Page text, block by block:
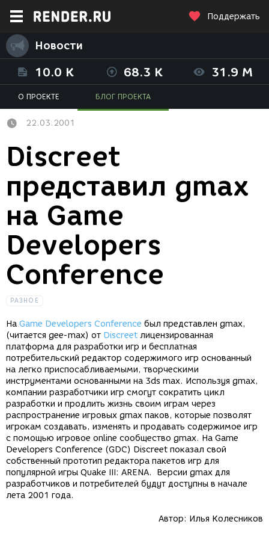
Поддержать
Новости
10.0 K 68.3 K 31.9 M
О ПРОЕКТЕ БЛОГ ПРОЕКТА
22.03.2001
Discreet
представил gmax
на Game
Developers
Conference
РАЗНОЕ
На Game Developers Conference был представлен gmax,
(читается gee-max) от Discreet лицензированная
платформа для разработки игр и бесплатная
потребительский редактор содержимого игр основанный
на легко приспосабливаемыми, творческими
инструментами основанными на 3ds max. Используя gmax,
компании разработчики игр смогут сократить цикл
разработки и продлить жизнь своим играм через
распространение игровых gmax паков, которые позволят
игрокам создавать, изменять и продавать содержимое игр
с помощью игровое online сообщество gmax. На Game
Developers Conference (GDC) Discreet показал свой
собственный прототип редактора пакетов игр для
популярной игры Quake III: ARENA. Версии gmax для
разработчиков и потребителей будут доступны в начале
лета 2001 года.
Автор: Илья Колесников